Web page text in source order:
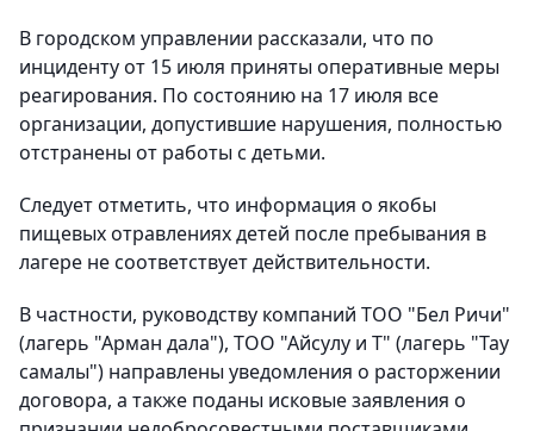
В городском управлении рассказали, что по
инциденту от 15 июля приняты оперативные меры
реагирования. По состоянию на 17 июля все
организации, допустившие нарушения, полностью
отстранены от работы с детьми.
Следует отметить, что информация о якобы
пищевых отравлениях детей после пребывания в
лагере не соответствует действительности.
В частности, руководству компаний ТОО "Бел Ричи"
(лагерь "Арман дала"), ТОО "Айсулу и Т" (лагерь "Тау
самалы") направлены уведомления о расторжении
договора, а также поданы исковые заявления о